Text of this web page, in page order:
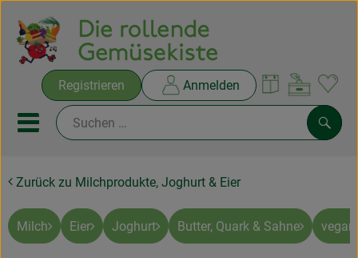
Registrieren Anmelden
Mobiles Menu öffnen oder
Ökokisten
Rezepte
Zurück zu Milchprodukte, Joghurt & Eier
Milch Eier Joghurt Butter, Quark & Sahne